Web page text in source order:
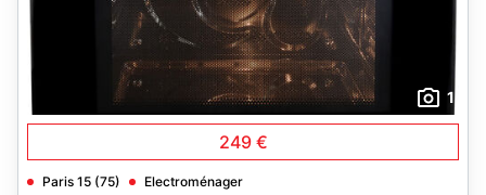
1
249 €
Paris 15 (75) Electroménager